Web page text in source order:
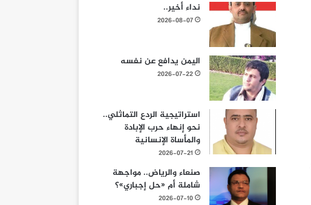
نداء أخير..
2026-08-07
اليمن يدافع عن نفسه
2026-07-22
استراتيجية الردع التماثلي..
نحو إنهاء حرب الإبادة
والمأساة الإنسانية
2026-07-21
صنعاء والرياض.. مواجهة
شاملة أم «حل إجباري»؟
2026-07-10